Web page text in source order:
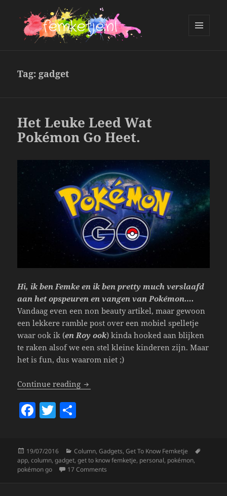
Tag: gadget
Het Leuke Leed Wat
Pokémon Go Heet.
Hi, ik ben Femke en ik ben pretty much verslaafd
aan het opspeuren en vangen van Pokémon….
Vandaag even een non beauty artikel, maar gewoon
een lekkere ramble post over een mobiel spelletje
waar ook ik (en Roy ook) kinda hooked aan blijken
te raken alsof we een stel kleine kinderen zijn. Maar
het is fun, dus waarom niet ;)
Continue reading Het Leuke Leed Wat Pokémon Go Heet.
F
e
b
T
erre
Posted
on
19/07/2016 Categories
Column,Gadgets,Get To Know Femketje
app,column,gadget,get to know femketje, personal, pokémon,
pokémon go
17 Comments